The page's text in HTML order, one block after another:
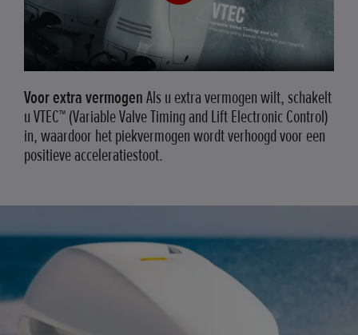
Voor extra vermogenAls u extra vermogen wilt, schakelt
u VTEC™ (Variable Valve Timing and Lift Electronic Control)
in, waardoor het piekvermogen wordt verhoogd voor een
positieve acceleratiestoot.